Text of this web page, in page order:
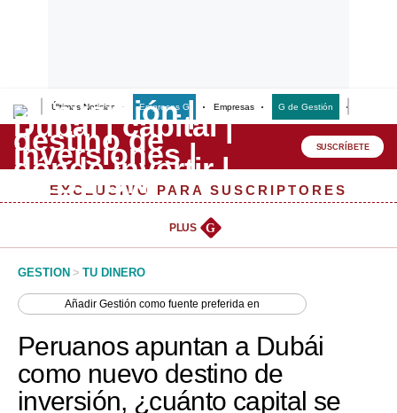
Últimas Noticias Empresas G Empresas G de Gestión
Lo último
Peru Quiosco
Management & Empleo
Perú
Política
SUSCRÍBETE
EXCLUSIVO PARA SUSCRIPTORES
PLUS G
GESTION > TU DINERO
AñadirGestión como fuente preferida en
Peruanos apuntan a Dubái
como nuevo destino de
inversión, ¿cuánto capital se